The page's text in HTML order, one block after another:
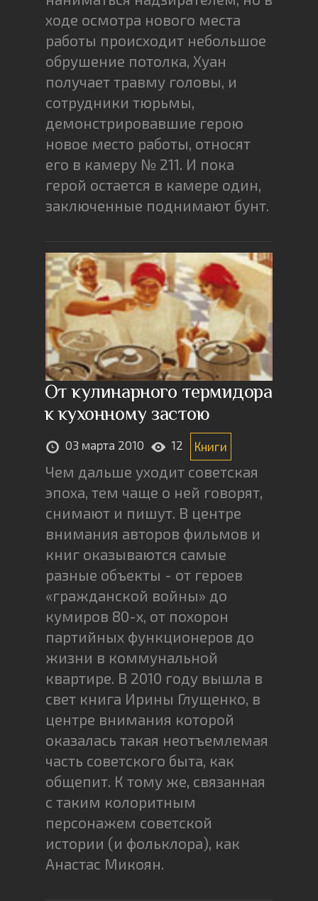
ходе осмотра нового места
работы происходит небольшое
обрушение потолка, Хуан
получает травму головы, и
сотрудники тюрьмы,
демонстрировавшие герою
новое место работы, относят
его в камеру № 211. И пока
герой остается в камере один,
заключенные поднимают бунт.
От кулинарного термидора
к кухонному застою
03 марта 2010 12 Книги
Чем дальше уходит советская
эпоха, тем чаще о ней говорят,
снимают и пишут. В центре
внимания авторов фильмов и
книг оказываются самые
разные объекты - от героев
«гражданской войны» до
кумиров 80-х, от похорон
партийных функционеров до
жизни в коммунальной
квартире. В 2010 году вышла в
свет книга Ирины Глущенко, в
центре внимания которой
оказалась такая неотъемлемая
часть советского быта, как
общепит. К тому же, связанная
с таким колоритным
персонажем советской
истории (и фольклора), как
Анастас Микоян.